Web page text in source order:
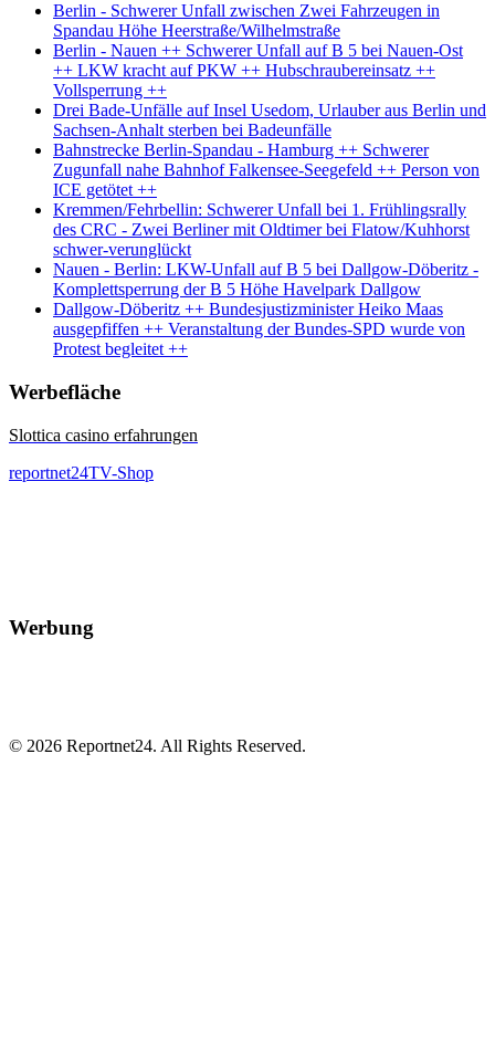
Berlin - Schwerer Unfall zwischen Zwei Fahrzeugen in
Spandau Höhe Heerstraße/Wilhelmstraße
Berlin - Nauen ++ Schwerer Unfall auf B 5 bei Nauen-Ost
++ LKW kracht auf PKW ++ Hubschraubereinsatz ++
Vollsperrung ++
Drei Bade-Unfälle auf Insel Usedom, Urlauber aus Berlin und
Sachsen-Anhalt sterben bei Badeunfälle
Bahnstrecke Berlin-Spandau - Hamburg ++ Schwerer
Zugunfall nahe Bahnhof Falkensee-Seegefeld ++ Person von
ICE getötet ++
Kremmen/Fehrbellin: Schwerer Unfall bei 1. Frühlingsrally
des CRC - Zwei Berliner mit Oldtimer bei Flatow/Kuhhorst
schwer-verunglückt
Nauen - Berlin: LKW-Unfall auf B 5 bei Dallgow-Döberitz -
Komplettsperrung der B 5 Höhe Havelpark Dallgow
Dallgow-Döberitz ++ Bundesjustizminister Heiko Maas
ausgepfiffen ++ Veranstaltung der Bundes-SPD wurde von
Protest begleitet ++
Werbefläche
Slottica casino erfahrungen
reportnet24TV-Shop
Werbung
© 2026 Reportnet24. All Rights Reserved.